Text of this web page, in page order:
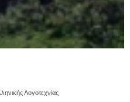
Λογοτεχνίας